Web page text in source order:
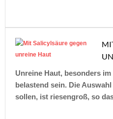
Unreine Haut, besonders
belastend sein. Die
sollen, ist riesengroß, so